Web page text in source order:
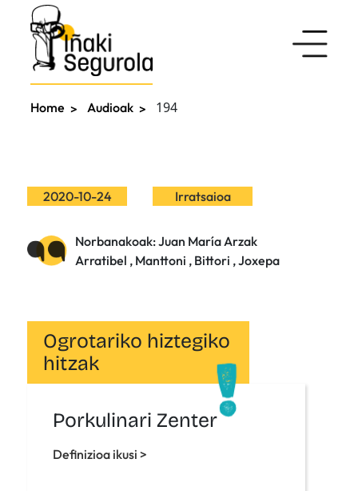
Home Audioak 194
2020-10-24 Irratsaioa
Norbanakoak: Juan María Arzak
Arratibel , Manttoni , Bittori , Joxepa
Ogrotariko hiztegiko
hitzak
Porkulinari Zenter
Definizioa ikusi >